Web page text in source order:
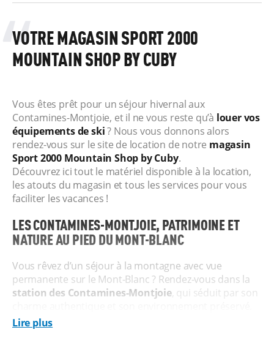
VOTRE MAGASIN SPORT 2000
MOUNTAIN SHOP BY CUBY
Vous êtes prêt pour un séjour hivernal aux
Contamines-Montjoie, et il ne vous reste qu’à louer vos
équipements de ski? Nous vous donnons alors
rendez-vous sur le site de location de notre magasin
Sport 2000 Mountain Shop by Cuby.
Découvrez ici tout le matériel disponible à la location,
les atouts du magasin et tous les services pour vous
faciliter les vacances !
LES CONTAMINES-MONTJOIE, PATRIMOINE ET
NATURE AU PIED DU MONT-BLANC
Vous rêvez d’un séjour à la montagne avec vue
permanente sur le Mont-Blanc ? Rendez-vous dans la
station des Contamines-Montjoie, qui séduit par son
Entre patrimoine savoyard et nature grandiose, elle
offre un cadre unique aux amoureux de la montagne.
Lire plus